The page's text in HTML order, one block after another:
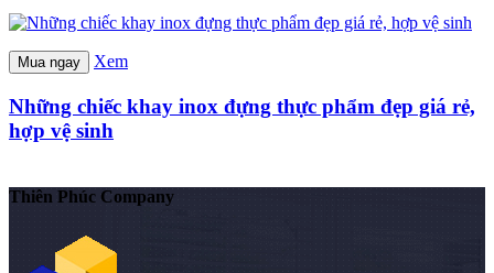
Mua ngay Xem
Những chiếc khay inox đựng thực phẩm đẹp giá rẻ,
hợp vệ sinh
Thiên Phúc Company